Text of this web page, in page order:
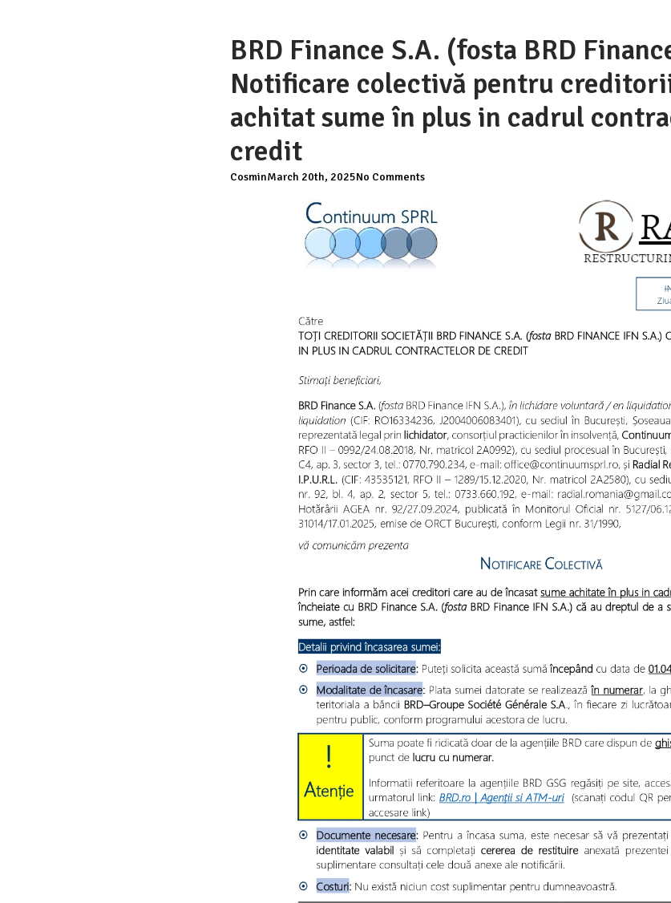
BRD Finance S.A. (fosta BRD
Notificare colectivă pentru
achitat sume în plus in cadrul
credit
CosminMarch 20th, 2025No Comments